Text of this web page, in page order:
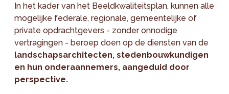
In het kader van het Beeldkwaliteitsplan, kunnen alle
mogelijke federale, regionale, gemeentelijke of
private opdrachtgevers - zonder onnodige
vertragingen - beroep doen op de diensten van de
landschapsarchitecten, stedenbouwkundigen
en hun onderaannemers, aangeduid door
perspective.